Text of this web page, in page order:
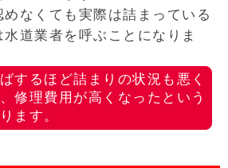
なくても実際は詰まっている
道業者を呼ぶことになりま
するほど詰まりの状況も悪く
修理費用が高くなったという
ます。